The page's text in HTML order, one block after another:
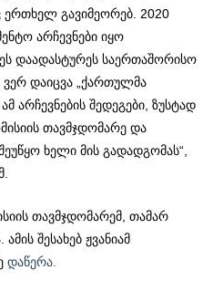
ერთხელ გავიმეორებ. 2020
არჩევნები იყო
დაადასტურეს საერთაშორისო
დაიცვა „ქართულმა
არჩევნების შედეგები, ზუსტად
თავმჯდომარე და
ხელი მის გადადგომას“,
თავმჯდომარემ, თამარ
შესახებ ჟვანიამ
დაწერა.